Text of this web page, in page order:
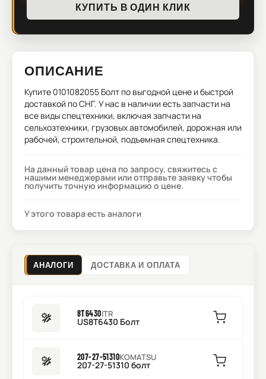
КУПИТЬ В ОДИН КЛИК
ОПИСАНИЕ
Купите 0101082055 Болт по выгодной цене и быстрой
доставкой по СНГ. У нас в наличии есть запчасти на
все виды спецтехники, включая запчасти на
сельхозтехники, грузовых автомобилей, дорожная или
рабочей, строительной, подъемная спецтехника.
На данный товар цена по запросу, свяжитесь с
нашими менеджерами или отправьте заявку чтобы
получить точную информацию о цене.
У этого товара есть аналоги
АНАЛОГИ ДОСТАВКА И ОПЛАТА
8T6430ITR
US8T6430 Болт
207-27-51310KOMATSU
207-27-51310 болт